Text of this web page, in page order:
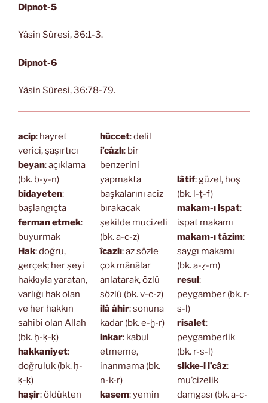
Dipnot-5
Yâsin Sûresi, 36:1-3.
Dipnot-6
Yâsin Sûresi, 36:78-79.
acip: hayret
verici, şaşırtıcı
beyan: açıklama
(bk. b-y-n)
bidayeten:
başlangıçta
ferman etmek:
buyurmak
Hak: doğru,
gerçek; her şeyi
hakkıyla yaratan,
varlığı hak olan
ve her hakkın
sahibi olan Allah
(bk. ḥ-ḳ-ḳ)
hakkaniyet:
doğruluk (bk. ḥ-
ḳ-ḳ)
haşir: öldükten
hüccet: delil
i’câzlı: bir
benzerini
yapmakta
başkalarını aciz
bırakacak
şekilde mucizeli
(bk. a-c-z)
îcazlı: az sözle
çok mânâlar
anlatarak, özlü
sözlü (bk. v-c-z)
ilâ âhir: sonuna
kadar (bk. e-ḫ-r)
inkar: kabul
etmeme,
inanmama (bk.
n-k-r)
kasem: yemin
lâtif: güzel, hoş
(bk. l-ṭ-f)
makam-ı ispat:
ispat makamı
makam-ı tâzim:
saygı makamı
(bk. a-ẓ-m)
resul :
peygamber (bk. r-
s-l)
risalet:
peygamberlik
(bk. r-s-l)
sikke-i i’câz:
mu’cizelik
damgası (bk. a-c-